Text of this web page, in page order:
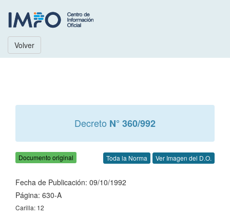
Volver
Decreto N° 360/992
Documento original Toda la Norma Ver Imagen del D.O.
Fecha de Publicación: 09/10/1992
Página: 630-A
Carilla: 12